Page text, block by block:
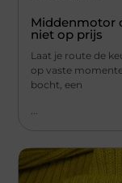
Middenmotor
niet op prijs
Laat je route de
op vaste
bocht, een
...